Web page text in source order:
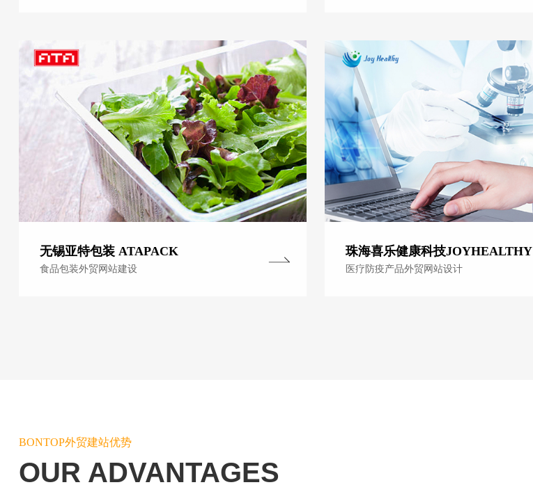
无锡亚特包装 ATAPACK
食品包装外贸网站建设
珠海喜乐健康科技JOYHEALTHY
医疗防疫产品外贸网站设计
BONTOP外贸建站优势
OUR ADVANTAGES